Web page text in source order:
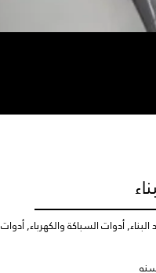
أدوات السباكة والكهرباء, أدوات